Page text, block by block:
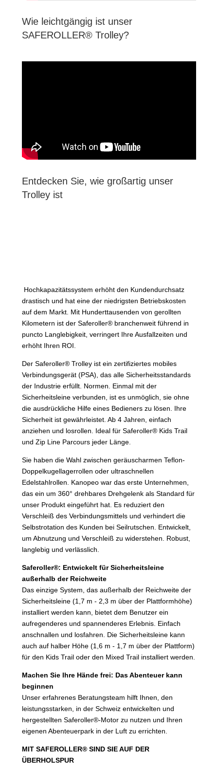
Wie leichtgängig ist unser
SAFEROLLER® Trolley?
Entdecken Sie, wie großartig unser
Trolley ist
Hochkapazitätssystem erhöht den Kundendurchsatz
drastisch und hat eine der niedrigsten Betriebskosten
auf dem Markt. Mit Hunderttausenden von gerollten
Kilometern ist der Saferoller® branchenweit führend in
puncto Langlebigkeit, verringert Ihre Ausfallzeiten und
erhöht Ihren ROI.
Der Saferoller® Trolley ist ein zertifiziertes mobiles
Verbindungsgerät (PSA), das alle Sicherheitsstandards
der Industrie erfüllt. Normen. Einmal mit der
Sicherheitsleine verbunden, ist es unmöglich, sie ohne
die ausdrückliche Hilfe eines Bedieners zu lösen. Ihre
Sicherheit ist gewährleistet. Ab 4 Jahren, einfach
anziehen und losrollen. Ideal für Saferoller® Kids Trail
und Zip Line Parcours jeder Länge.
Sie haben die Wahl zwischen geräuscharmen Teflon-
Doppelkugellagerrollen oder ultraschnellen
Edelstahlrollen. Kanopeo war das erste Unternehmen,
das ein um 360° drehbares Drehgelenk als Standard für
unser Produkt eingeführt hat. Es reduziert den
Verschleiß des Verbindungsmittels und verhindert die
Selbstrotation des Kunden bei Seilrutschen. Entwickelt,
um Abnutzung und Verschleiß zu widerstehen. Robust,
langlebig und verlässlich.
Saferoller®: Entwickelt für Sicherheitsleine
außerhalb der Reichweite
Das einzige System, das außerhalb der Reichweite der
Sicherheitsleine (1,7 m - 2,3 m über der Plattformhöhe)
installiert werden kann, bietet dem Benutzer ein
aufregenderes und spannenderes Erlebnis. Einfach
anschnallen und losfahren. Die Sicherheitsleine kann
auch auf halber Höhe (1,6 m - 1,7 m über der Plattform)
für den Kids Trail oder den Mixed Trail installiert werden.
Machen Sie Ihre Hände frei: Das Abenteuer kann
beginnen
Unser erfahrenes Beratungsteam hilft Ihnen, den
leistungsstarken, in der Schweiz entwickelten und
hergestellten Saferoller®-Motor zu nutzen und Ihren
eigenen Abenteuerpark in der Luft zu errichten.
MIT SAFEROLLER® SIND SIE AUF DER
ÜBERHOLSPUR